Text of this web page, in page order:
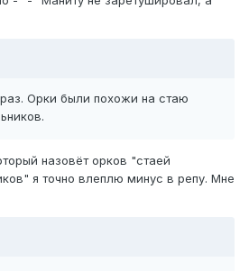
Орки были похожи на стаю
назовёт орков "стаей
я точно влеплю минус в репу. Мне